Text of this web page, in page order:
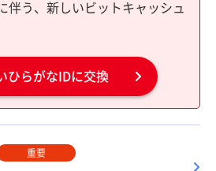
伴う、新しいビットキャッシュ
ひらがなIDに交換
重要